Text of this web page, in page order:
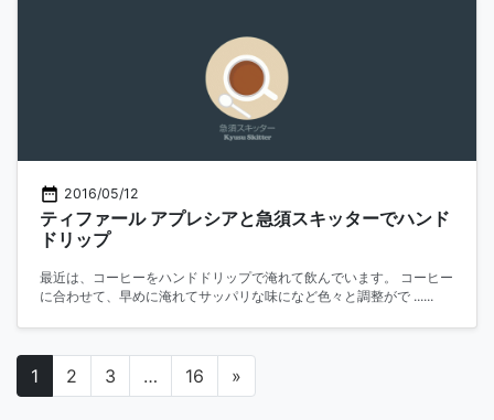
2016/05/12
ティファール アプレシアと急須スキッターでハンド
ドリップ
最近は、コーヒーをハンドドリップで淹れて飲んでいます。 コーヒー
に合わせて、早めに淹れてサッパリな味になど色々と調整がで ......
1 2 3 … 16 »